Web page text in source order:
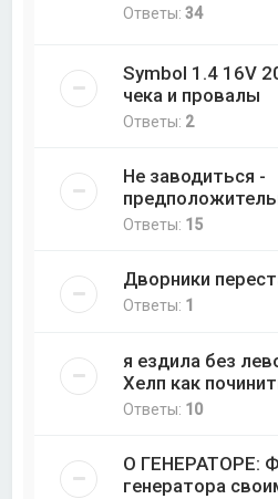
Ответы:34
Symbol 1.4 16V
чека и провалы
Ответы: 2
Не заводиться -
Ответы: 15
Дворники
Ответы: 1
я ездила без
Хелп как
Ответы: 10
О ГЕНЕРАТОРЕ:
генератора